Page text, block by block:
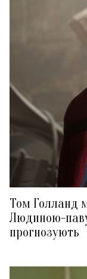
Том Голланд
Людиною-
прогнозують